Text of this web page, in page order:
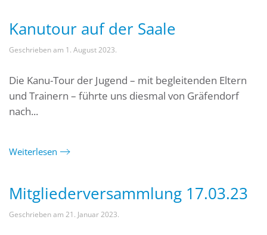
Kanutour auf der Saale
Geschrieben am 1. August 2023.
Die Kanu-Tour der Jugend – mit begleitenden Eltern
und Trainern – führte uns diesmal von Gräfendorf
nach...
Weiterlesen
Mitgliederversammlung 17.03.23
Geschrieben am 21. Januar 2023.